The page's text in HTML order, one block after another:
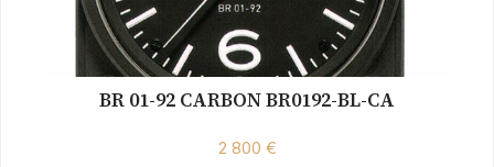
BR 01-92 CARBON BR0192-BL-CA
2 800 €